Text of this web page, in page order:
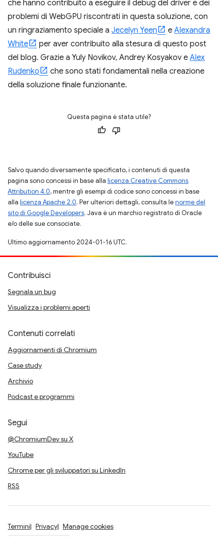
che hanno contribuito a eseguire il debug del driver e dei
problemi di WebGPU riscontrati in questa soluzione, con
un ringraziamento speciale a Jecelyn Yeen e Alexandra
White
per aver contribuito alla stesura di questo post
del blog. Grazie a Yuly Novikov, Andrey Kosyakov e Alex
Rudenko
che sono stati fondamentali nella creazione
della soluzione finale funzionante.
Questa pagina è stata utile?
Salvo quando diversamente specificato, i contenuti di questa
pagina sono concessi in base alla licenza Creative Commons
Attribution 4.0, mentre gli esempi di codice sono concessi in base
alla licenza Apache 2.0. Per ulteriori dettagli, consulta lenorme del
sito di Google Developers. Java è un marchio registrato di Oracle
e/o delle sue consociate.
Ultimo aggiornamento 2024-01-16 UTC.
Contribuisci
Segnala un bug
Visualizza i problemi aperti
Contenuti correlati
Aggiornamenti di Chromium
Case study
Archivio
Podcast e programmi
Segui
@ChromiumDev su X
YouTube
Chrome per gli sviluppatori su LinkedIn
RSS
Termini Privacy Manage cookies